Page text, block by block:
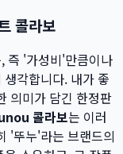
콜라보
즉 '가성비'만큼이나
각합니다. 내가 좋
의미가 담긴 한정판
콜라보는 이러
'뚜누'라는 브랜드의